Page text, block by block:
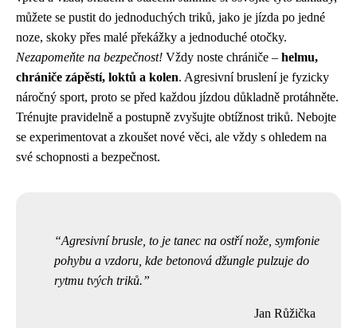
můžete se pustit do jednoduchých triků, jako je jízda po jedné
noze, skoky přes malé překážky a jednoduché otočky.
Nezapomeňte na bezpečnost! Vždy noste chrániče – helmu,
chrániče zápěstí, loktů a kolen. Agresivní bruslení je fyzicky
náročný sport, proto se před každou jízdou důkladně protáhněte.
Trénujte pravidelně a postupně zvyšujte obtížnost triků. Nebojte
se experimentovat a zkoušet nové věci, ale vždy s ohledem na
své schopnosti a bezpečnost.
Agresivní brusle, to je tanec na ostří nože, symfonie
pohybu a vzdoru, kde betonová džungle pulzuje do
rytmu tvých triků.
Jan Růžička